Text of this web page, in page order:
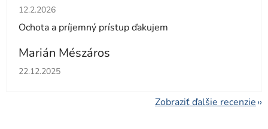
Hodnotenie obchodu je 5 z 5 hviezdičiek.
12.2.2026
Ochota a príjemný prístup ďakujem
Marián Mészáros
Hodnotenie obchodu je 5 z 5 hviezdičiek.
22.12.2025
Zobraziť ďalšie recenzie